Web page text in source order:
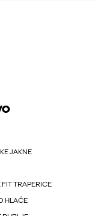
JAKNE
FIT TRAPERICE
HLAČE